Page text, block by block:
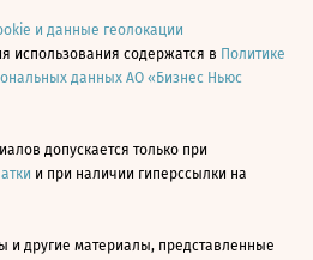
и данные геолокации
использования содержатся в Политике
данных АО «Бизнес Ньюс
допускается только при
и при наличии гиперссылки на
и другие материалы, представленные